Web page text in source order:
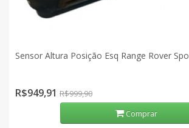
Sensor Altura Posição Esq Range Rover
R$949,91 R$999,90
Comprar